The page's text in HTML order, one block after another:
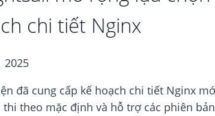
chi tiết Nginx
2025
đã cung cấp kế hoạch chi tiết Nginx
thi theo mặc định và hỗ trợ các phiên